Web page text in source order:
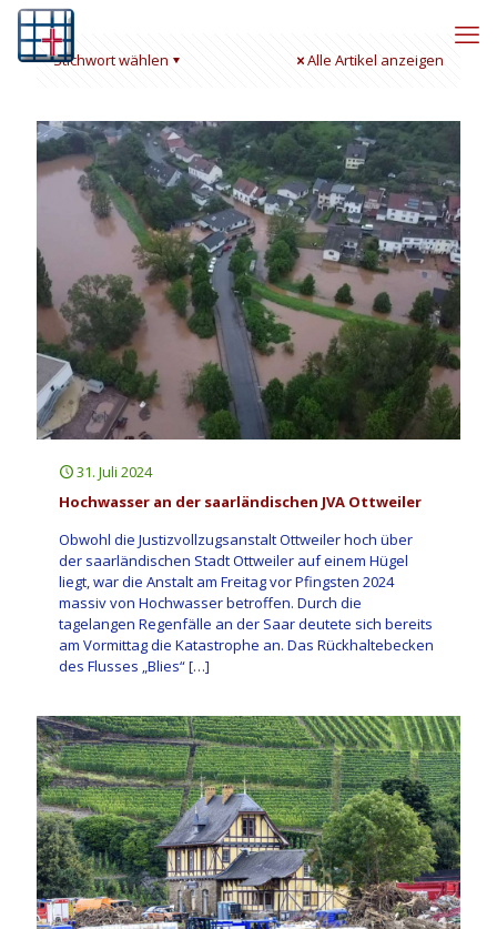
Stichwort wählen Alle Artikel anzeigen
31. Juli 2024
Hochwasser an der saarländischen JVA Ottweiler
Obwohl die Justizvollzugsanstalt Ottweiler hoch über
der saarländischen Stadt Ottweiler auf einem Hügel
liegt, war die Anstalt am Freitag vor Pfingsten 2024
massiv von Hochwasser betroffen. Durch die
tagelangen Regenfälle an der Saar deutete sich bereits
am Vormittag die Katastrophe an. Das Rückhaltebecken
des Flusses „Blies“[…]